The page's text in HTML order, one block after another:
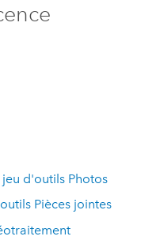
d'outils Photos
Pièces jointes